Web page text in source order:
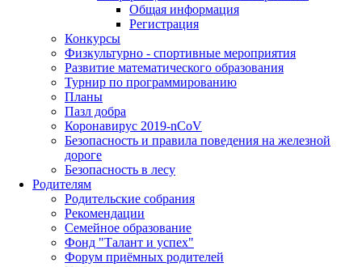
Общая информация
Регистрация
Конкурсы
Физкультурно - спортивные мероприятия
Развитие математического образования
Турнир по программированию
Планы
Пазл добра
Коронавирус 2019-nCoV
Безопасность и правила поведения на железной
дороге
Безопасность в лесу
Родителям
Родительские собрания
Рекомендации
Семейное образование
Фонд "Талант и успех"
Форум приёмных родителей